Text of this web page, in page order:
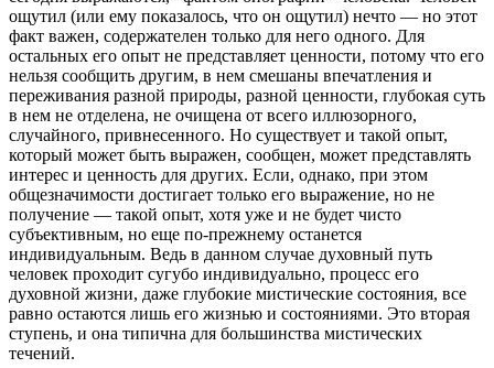
ощутил (или ему показалось, что он ощутил) нечто — но этот
факт важен, содержателен только для него одного. Для
остальных его опыт не представляет ценности, потому что его
нельзя сообщить другим, в нем смешаны впечатления и
переживания разной природы, разной ценности, глубокая суть
в нем не отделена, не очищена от всего иллюзорного,
случайного, привнесенного. Но существует и такой опыт,
который может быть выражен, сообщен, может представлять
интерес и ценность для других. Если, однако, при этом
общезначимости достигает только его выражение, но не
получение — такой опыт, хотя уже и не будет чисто
субъективным, но еще по-прежнему останется
индивидуальным. Ведь в данном случае духовный путь
человек проходит сугубо индивидуально, процесс его
духовной жизни, даже глубокие мистические состояния, все
равно остаются лишь его жизнью и состояниями. Это вторая
ступень, и она типична для большинства мистических
течений.